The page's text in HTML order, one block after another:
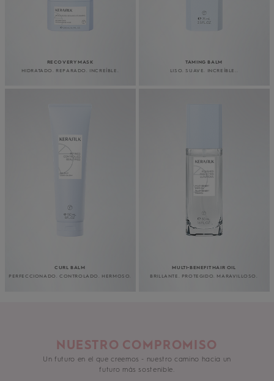
RECOVERY MASK
HIDRATADO. REPARADO. INCREÍBLE.
TAMING BALM
LISO. SUAVE. INCREÍBLE..
CURL BALM
PERFECCIONADO. CONTROLADO. HERMOSO.
MULTI-BENEFIT HAIR OIL
BRILLANTE. PROTEGIDO. MARAVILLOSO.
NUESTRO COMPROMISO
Un futuro en el que creemos - nuestro camino hacia un
futuro más sostenible.